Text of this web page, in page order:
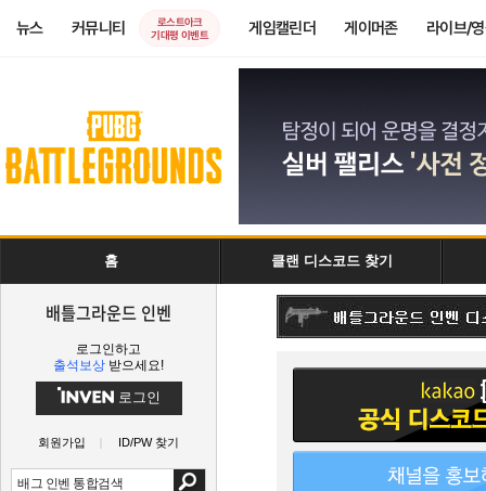
뉴스 커뮤니티
로스트아크
기대평 이벤트
게임캘린더 게이머존 라이브/
홈 클랜 디스코드 찾기
배틀그라운드 인벤
로그인하고
출석보상 받으세요!
로그인
회원가입 ID/PW 찾기